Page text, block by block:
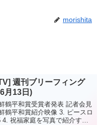
morishita
週刊ブリーフィング
月13日)
鶴平和賞受賞者発表 記者会見
鶴平和賞紹介映像 3. ピースロ
4. 祝福家庭を写真で紹介する